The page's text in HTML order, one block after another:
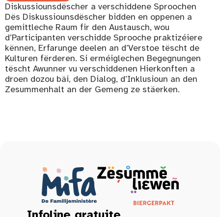
Diskussiounsdëscher a verschiddene Sproochen
Dës Diskussiounsdëscher bidden en oppenen a
gemittleche Raum fir den Austausch, wou
d’Participanten verschidde Sprooche praktizéiere
kënnen, Erfarunge deelen an d’Verstoe tëscht de
Kulturen fërderen. Si erméiglechen Begegnungen
tëscht Awunner vu verschiddenen Hierkonften a
droen dozou bäi, den Dialog, d’Inklusioun an den
Zesummenhalt an der Gemeng ze stäerken.